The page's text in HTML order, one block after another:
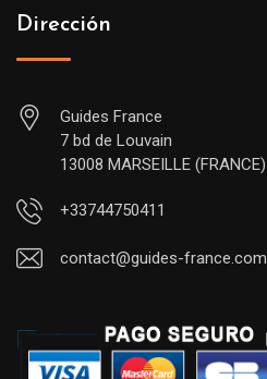
Dirección
Guides France
7 bd de Louvain
13008 MARSEILLE (FRANCE)
+33744750411
contact@guides-france.com